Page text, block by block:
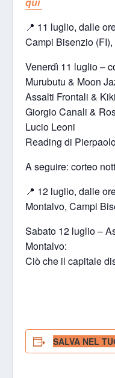
📍 11 luglio, dalle
Campi Bisenzio
Venerdì 11 luglio –
Murubutu & Moon
Assalti Frontali & Kiki
Giorgio Canali &
Lucio Leoni
Reading di
A seguire: corteo
📍 12 luglio, dalle
Montalvo, Campi
Sabato 12 luglio –
Montalvo:
Ciò che il capitale
SALVA NEL